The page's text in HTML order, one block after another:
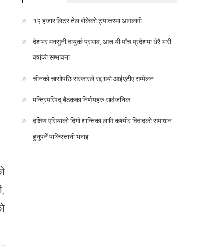
१२ हजार लिटर तेल बोकेको ट्यांकरमा आगलागी
देशभर मनसुनी वायुको प्रभाव, आज यी पाँच प्रदेशमा धेरै भारी
वर्षाको सम्भावना
चीनको चासोपछि सरकारले रद्द गर्‍यो आईएटीए सम्मेलन
मन्त्रिपरिषद् बैठकका निर्णयहरु सार्वजनिक
दक्षिण एसियाको दिगो शान्तिका लागि कश्मीर विवादको समाधान
हुनुपर्ने पाकिस्तानी भनाइ